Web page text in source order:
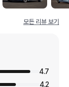
모든 리뷰 보기
4.7
4.2